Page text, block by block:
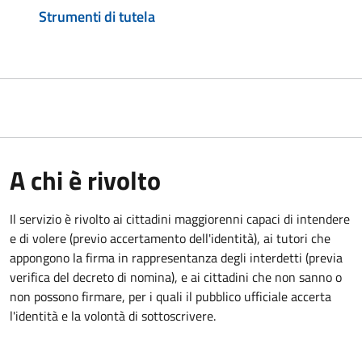
Strumenti di tutela
A chi è rivolto
Il servizio è rivolto ai cittadini maggiorenni capaci di intendere
e di volere (previo accertamento dell'identità), ai tutori che
appongono la firma in rappresentanza degli interdetti (previa
verifica del decreto di nomina), e ai cittadini che non sanno o
non possono firmare, per i quali il pubblico ufficiale accerta
l'identità e la volontà di sottoscrivere.